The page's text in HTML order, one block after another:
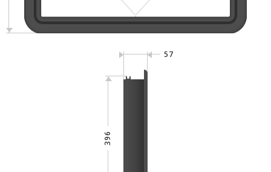
57
396